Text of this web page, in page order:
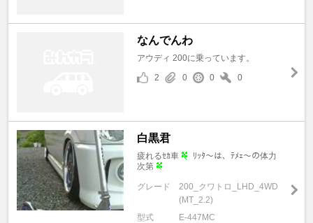
なんでんわ
アウディ 200に乗っています。
2
0 0 0
白黒君
疲れるｾｶ車
ﾘｯﾀ～は、ﾃﾒｪ～の体力
次第
グレード
200_クワトロ_LHD_4WD
(MT_2.2)
型式
E-447MC